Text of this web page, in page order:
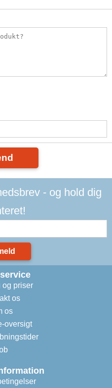
- og hold dig
og priser
os
os
oversigt